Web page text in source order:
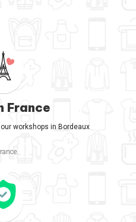
France
workshops in Bordeaux